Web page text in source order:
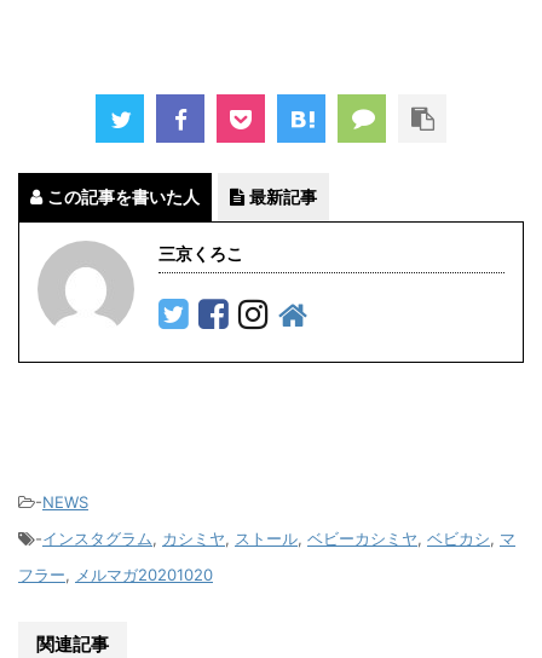
この記事を書いた人 最新記事
三京くろこ
-NEWS
-インスタグラム, カシミヤ, ストール, ベビーカシミヤ, ベビカシ, マ
フラー, メルマガ20201020
関連記事